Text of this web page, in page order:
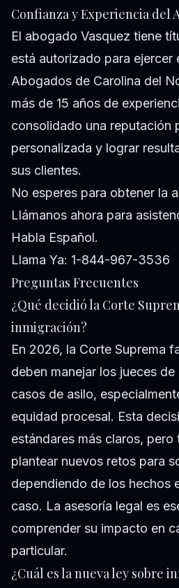
Confianza y Experiencia del
El abogado Vasquez tiene
está autorizado para ejercer
Abogados de Carolina del
más de 15 años de
consolidado una reputación
personalizada y lograr
sus clientes.
No esperes para obtener la
Llámanos ahora para
Habla Español.
Llama Ya: 1-844-967-3536
Preguntas Frecuentes
¿Qué decidió la Corte
inmigración?
En 2026, la Corte Suprema
deben manejar los jueces
casos de asilo,
equidad procesal. Esta
estándares más claros, pero
plantear nuevos retos para
dependiendo de los hechos
caso. La asesoría legal es
comprender su impacto en
particular.
¿Cuál es la nueva ley sobre